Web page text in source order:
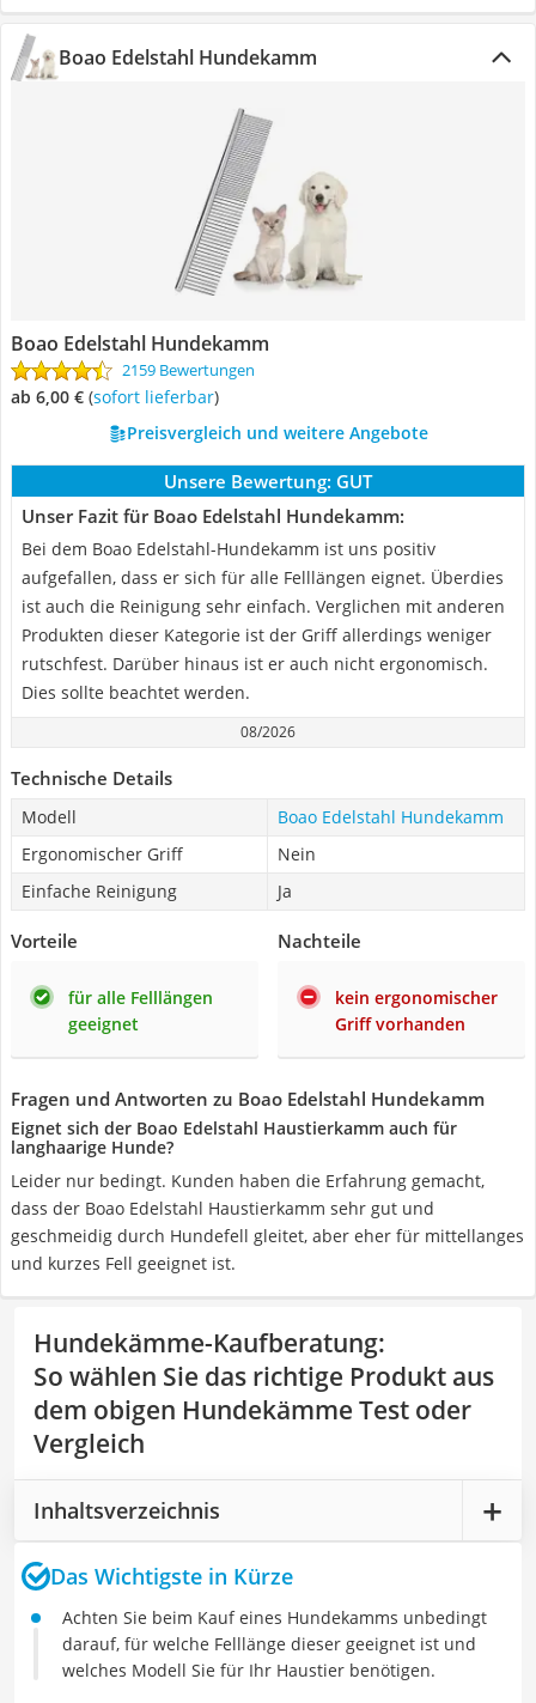
Boao Edelstahl Hundekamm
Boao Edelstahl Hundekamm
2159 Bewertungen
ab 6,00 € ( Sofort lieferbar)
Preisvergleich und weitere Angebote
Unsere Bewertung: GUT
Unser Fazit für Boao Edelstahl Hundekamm:
Bei dem Boao Edelstahl-Hundekamm ist uns positiv
aufgefallen, dass er sich für alle Felllängen eignet. Überdies
ist auch die Reinigung sehr einfach. Verglichen mit anderen
Produkten dieser Kategorie ist der Griff allerdings weniger
rutschfest. Darüber hinaus ist er auch nicht ergonomisch.
Dies sollte beachtet werden.
08/2026
Technische Details
Modell
Boao Edelstahl Hundekamm
Ergonomischer Griff
Nein
Einfache Reinigung
Ja
Vorteile
für alle Felllängen
geeignet
Nachteile
kein ergonomischer
Griff vorhanden
Fragen und Antworten zu Boao Edelstahl Hundekamm
Eignet sich der Boao Edelstahl Haustierkamm auch für
langhaarige Hunde?
Leider nur bedingt. Kunden haben die Erfahrung gemacht,
dass der Boao Edelstahl Haustierkamm sehr gut und
geschmeidig durch Hundefell gleitet, aber eher für mittellanges
und kurzes Fell geeignet ist.
Hundekämme-Kaufberatung:
So wählen Sie das richtige Produkt aus
dem obigen Hundekämme Test oder
Vergleich
Inhaltsverzeichnis
Das Wichtigste in Kürze
Achten Sie beim Kauf eines Hundekamms unbedingt
darauf, für welche Felllänge dieser geeignet ist und
welches Modell Sie für Ihr Haustier benötigen.